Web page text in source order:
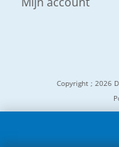
Copyright ; 2026